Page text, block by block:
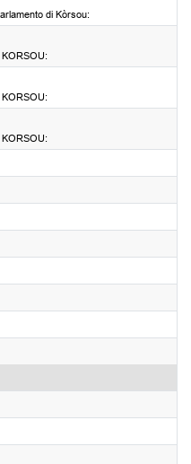
di Kòrsou:
KORSOU:
KORSOU:
KORSOU: